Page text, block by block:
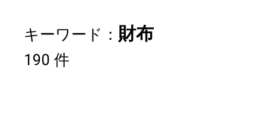
キーワード： 財布
190 件